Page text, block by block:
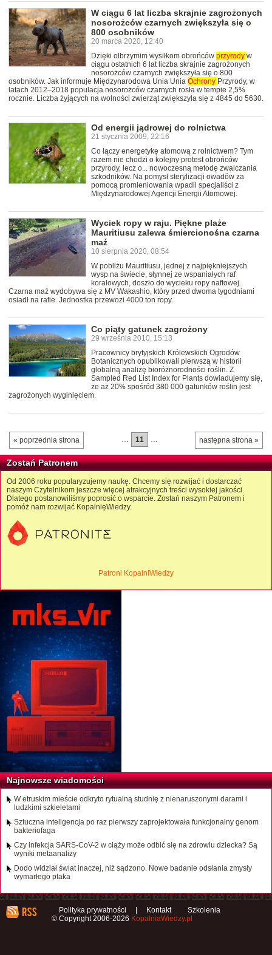
W ciągu 6 lat liczba skrajnie zagrożonych
nosorożców czarnych zwiększyła się o
800 osobników
20 marca 2020, 12:40
Dzięki olbrzymim wysiłkom obrońców przyrody w
ciągu ostatnich 6 lat liczba skrajnie zagrożonych
nosorożców czarnych zwiększyła się o 800
osobników. Jak informuje Międzynarodowa Unia Unia Ochrony Przyrody, w
latach 2012–2018 populacja nosorożców czarnych rosła w tempie 2,5%
rocznie. Liczba żyjących na wolności zwierząt zwiększyła się z 4845 do 5630.
Od energii jądrowej do rolnictwa
21 stycznia 2009, 22:16
Co łączy energetykę atomową z rolnictwem? Tym
razem nie chodzi o kolejny protest obrońców
przyrody, lecz o... nowoczesną metodę zwalczania
szkodników. Na pomysł sterylizacji owadów za
pomocą promieniowania wpadli specjaliści z
Międzynarodowej Agencji Energii Atomowej.
Wyciek ropy w raju. Piękne plaże
Mauritiusu zalewa śmiercionośna czarna
maź
10 sierpnia 2020, 08:54
W pobliżu Mauritiusu, jednej z najpiękniejszych
wysp na świecie, słynnej ze wspaniałych raf
koralowych, doszło do wycieku ropy naftowej.
Czarna maź wydobywa się z MV Wakashio, który przed dwoma tygodniami
osiadł na rafie. Jednostka przewozi 4000 ton ropy.
Co piąty gatunek zagrożony
29 września 2010, 15:13
Pracownicy brytyjskich Królewskich Ogrodów
Botanicznych opublikowali pierwszą w historii
globalną analizę bioróżnorodności roślin. Z
Sampled Red List Index for Plants dowiadujemy się,
że aż 20% spośród 380 000 gatunków roślin jest
zagrożonych wyginięciem.
« poprzednia strona następna strona »
… 11 …
Zostań Patronem
Od 2006 roku popularyzujemy naukę. Chcemy się rozwijać i dostarczać
naszym Czytelnikom jeszcze więcej atrakcyjnych treści wysokiej jakości.
Dlatego postanowiliśmy poprosić o wsparcie. Zostań naszym Patronem i
pomóż nam rozwijać KopalnięWiedzy.
Patroni KopalniWiedzy
Najnowsze wiadomości
W etruskim mieście odkryto rytualną studnię z nienaruszonymi darami i
ludzkimi szkieletami
Sztuczna inteligencja po raz pierwszy zaprojektowała funkcjonalny genom
bakteriofaga
Czy infekcja SARS-CoV-2 w ciąży może odbić się na zdrowiu dziecka? Są
wyniki metaanalizy
Dodo widział świat inaczej, niż sądzono. Nowe badanie odsłania zmysły
wymarłego ptaka
Polityka prywatności Kontakt
Szkolenia
© Copyright 2006-2026 KopalniaWiedzy.pl